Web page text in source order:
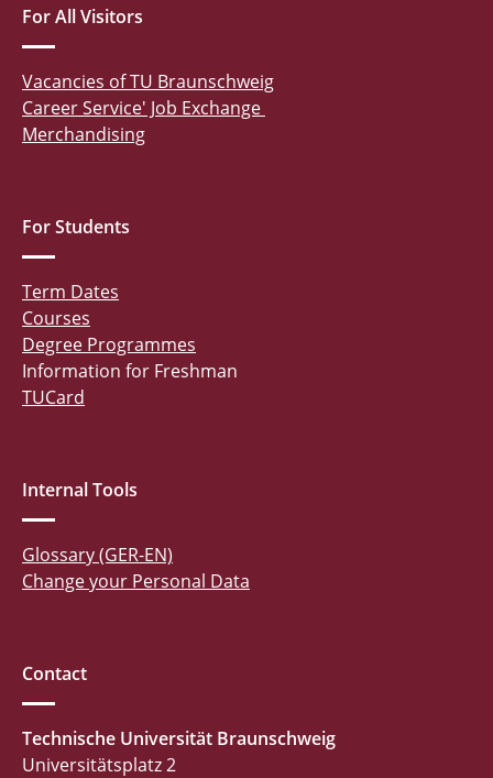
For All Visitors
Vacancies of TU Braunschweig
Career Service' Job Exchange
Merchandising
For Students
Term Dates
Courses
Degree Programmes
Information for Freshman
TUCard
Internal Tools
Glossary (GER-EN)
Change your Personal Data
Contact
Technische Universität Braunschweig
Universitätsplatz 2